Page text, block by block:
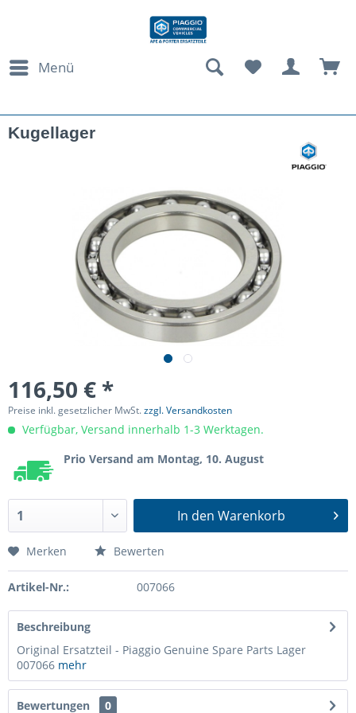
Menü
Kugellager
116,50 € *
Preise inkl. gesetzlicher MwSt.zzgl. Versandkosten
Verfügbar, Versand innerhalb 1-3 Werktagen.
Prio Versand am Montag, 10. August
In den Warenkorb
Merken Bewerten
Artikel-Nr.: 007066
Beschreibung
Original Ersatzteil - Piaggio Genuine Spare Parts Lager
007066 mehr
Bewertungen 0